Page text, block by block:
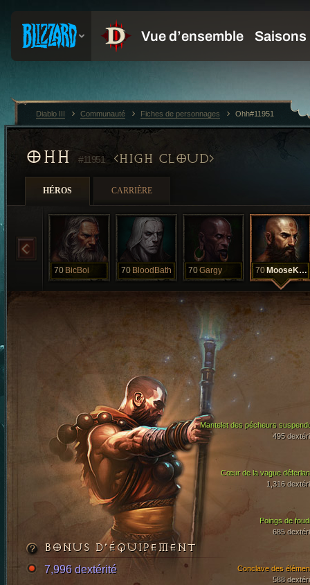
OHH #11951 HIGH CLOUD
HÉROS CARRIÈRE
70 BicBoi 70 BloodBath 70Gargy 70 MooseKnuck
Cœur de la vague
1,316
Poings de
685
Mantelet des pécheurs
495
Conclave des
588
BONUS D’ÉQUIPEMENT
7,996 dextérité
Diablo III Communauté Fiches de personnages Ohh#11951